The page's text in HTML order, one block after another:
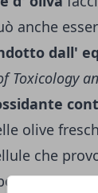
anche
dall'
Toxicology
olive
che
di